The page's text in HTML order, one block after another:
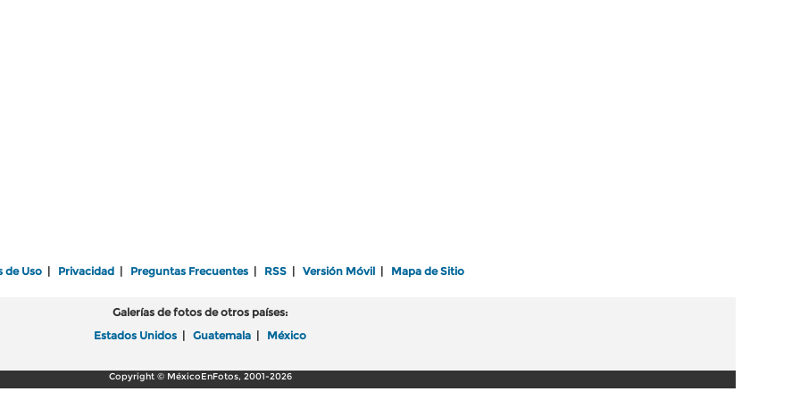
de Uso Privacidad Preguntas Frecuentes RSS Versión Móvil Mapa de Sitio
Galerías de fotos de otros países:
Estados Unidos
Guatemala México
Copyright © MéxicoEnFotos, 2001-2026